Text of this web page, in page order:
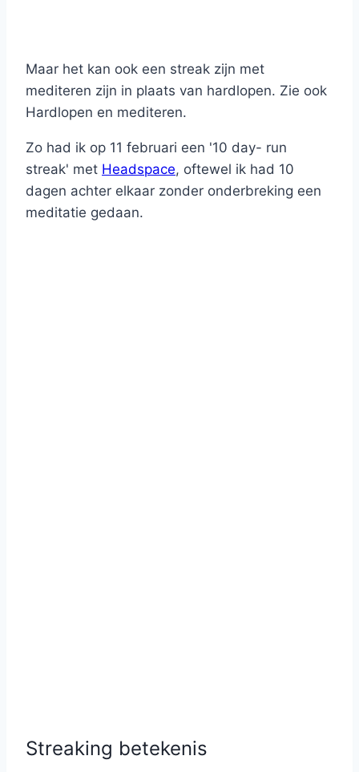
Maar het kan ook een streak zijn met
mediteren zijn in plaats van hardlopen. Zie ook
Hardlopen en mediteren.
Zo had ik op 11 februari een '10 day- run
streak' met Headspace, oftewel ik had 10
dagen achter elkaar zonder onderbreking een
meditatie gedaan.
Streaking betekenis